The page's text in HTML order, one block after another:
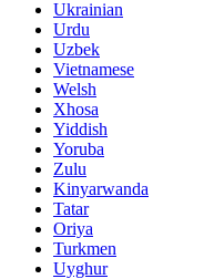
Ukrainian
Urdu
Uzbek
Vietnamese
Welsh
Xhosa
Yiddish
Yoruba
Zulu
Kinyarwanda
Tatar
Oriya
Turkmen
Uyghur